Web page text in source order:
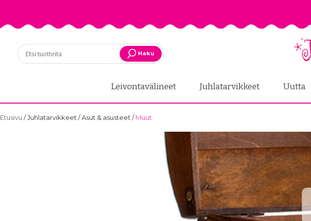
Haku
Leivontavälineet Juhlatarvikkeet Uutta
Etusivu /Juhlatarvikkeet /Asut & asusteet /Muut